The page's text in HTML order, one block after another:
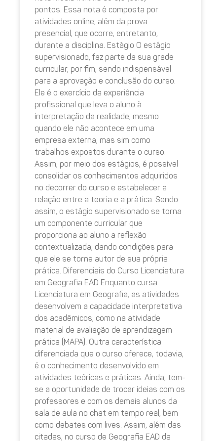
pontos. Essa nota é composta por
atividades online, além da prova
presencial, que ocorre, entretanto,
durante a disciplina. Estágio O estágio
supervisionado, faz parte da sua grade
curricular, por fim, sendo indispensável
para a aprovação e conclusão do curso.
Ele é o exercício da experiência
profissional que leva o aluno à
interpretação da realidade, mesmo
quando ele não acontece em uma
empresa externa, mas sim como
trabalhos expostos durante o curso.
Assim, por meio dos estágios, é possível
consolidar os conhecimentos adquiridos
no decorrer do curso e estabelecer a
relação entre a teoria e a prática. Sendo
assim, o estágio supervisionado se torna
um componente curricular que
proporciona ao aluno a reflexão
contextualizada, dando condições para
que ele se torne autor de sua própria
prática. Diferenciais do Curso Licenciatura
em Geografia EAD Enquanto cursa
Licenciatura em Geografia, as atividades
desenvolvem a capacidade interpretativa
dos acadêmicos, como na atividade
material de avaliação de aprendizagem
prática (MAPA). Outra característica
diferenciada que o curso oferece, todavia,
é o conhecimento desenvolvido em
atividades teóricas e práticas. Ainda, tem-
se a oportunidade de trocar ideias com os
professores e com os demais alunos da
sala de aula no chat em tempo real, bem
como debates com lives. Assim, além das
citadas, no curso de Geografia EAD da